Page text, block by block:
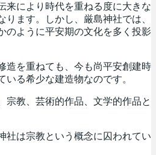
来により時代を重ねる度に大きな
ります。しかし、厳島神社では、
のように平安期の文化を多く投影
造を重ねても、今も尚平安創建時
る希少な建造物なのです。
宗教、芸術的作品、文学的作品と
社は宗教という概念に囚われてい